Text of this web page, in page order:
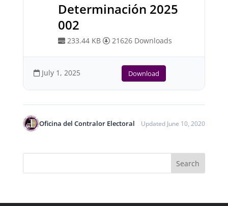
Determinación 2025
002
233.44 KB 21626 Downloads
July 1, 2025 Download
Oficina del Contralor Electoral Updated June 10, 2020